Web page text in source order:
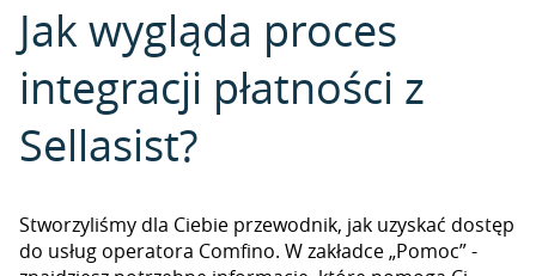
Jak wygląda proces
integracji płatności z
Sellasist?
Stworzyliśmy dla Ciebie przewodnik, jak uzyskać dostęp
do usług operatora Comfino. W zakładce „Pomoc” -